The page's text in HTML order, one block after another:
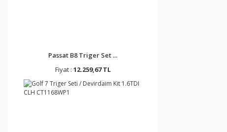
Passat B8 Triger Set ...
Fiyat : 12.259,67 TL